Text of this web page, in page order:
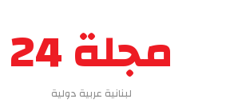
مجلة 24
لبنانية عربية دولية